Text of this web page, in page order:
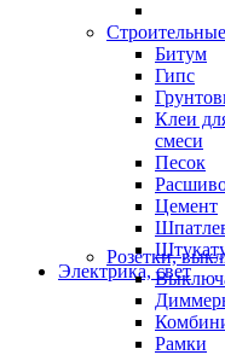
Битум
Гипс
Клеи
смеси
Песок
Цемент
Электрика, свет
Розетки,
Рамки